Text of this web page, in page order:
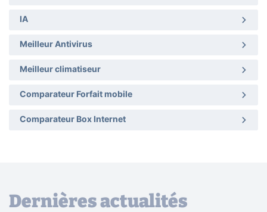
IA
Meilleur Antivirus
Meilleur climatiseur
Comparateur Forfait mobile
Comparateur Box Internet
Dernières actualités